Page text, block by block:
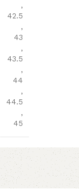
,
42.5
,
43
,
43.5
,
44
,
44.5
,
45